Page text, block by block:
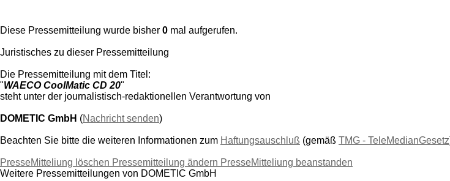
Diese Pressemitteilung wurde bisher 0 mal aufgerufen.
Juristisches zu dieser Pressemitteilung
Die Pressemitteilung mit dem Titel:
"WAECO CoolMatic CD 20"
steht unter der journalistisch-redaktionellen Verantwortung von
DOMETIC GmbH (Nachricht senden)
Beachten Sie bitte die weiteren Informationen zum Haftungsauschluß (gemäß TMG - TeleMedianGesetz
PresseMitteliung löschen Pressemitteilung ändern PresseMitteliung beanstanden
Weitere Pressemitteilungen von DOMETIC GmbH